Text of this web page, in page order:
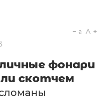
a A
фонари
скотчем